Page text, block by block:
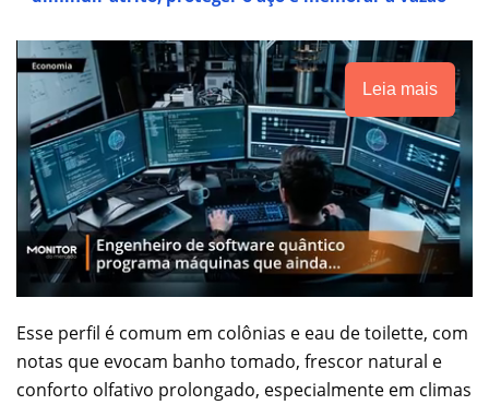
Leia mais
Esse perfil é comum em colônias e eau de toilette, com
notas que evocam banho tomado, frescor natural e
conforto olfativo prolongado, especialmente em climas